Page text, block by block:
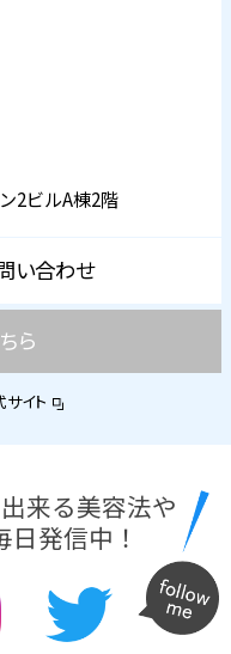
2ビルA棟2階
い合わせ
ら
イト
来る美容法や
発信中！